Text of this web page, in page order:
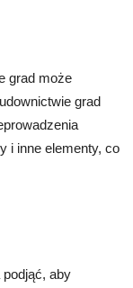
grad może
grad
i inne elementy, co
aby